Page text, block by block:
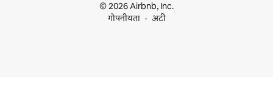
© 2026 Airbnb, Inc.
गोपनीयता
अटी